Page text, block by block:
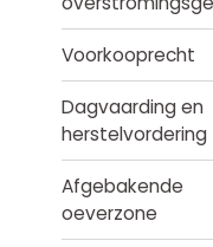
Voorkooprecht
Dagvaarding en
herstelvordering
Afgebakende
oeverzone